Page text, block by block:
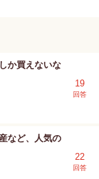
か買えないな
19
回答
など、人気の
22
回答